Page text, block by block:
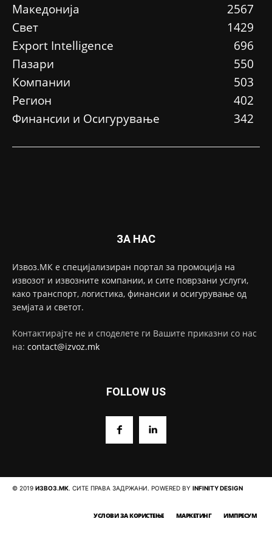
Македонија
2567
Свет
1429
Еxport Intelligence
696
Пазари
550
Компании
503
Регион
402
Финансии и Осигурување
342
ЗА НАС
Извоз.МК е специјализиран портал за промоција на
извозот и извозните компании, и сите поврзани услуги,
како транспорт, логистика, финансии и осигурување од
земјата и светот.
Контактирајте не и споделете ги Вашите приказни со нас
на: contact@izvoz.mk
FOLLOW US
© 2019 ИЗВОЗ.МК. СИТЕ ПРАВА ЗАДРЖАНИ. POWERED BY INFINITY DESIGN
УСЛОВИ ЗА КОРИСТЕЊЕ МАРКЕТИНГ ИМПРЕСУМ